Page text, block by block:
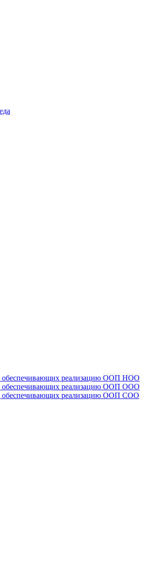
обеспечивающих реализацию ООП НОО
обеспечивающих реализацию ООП ООО
обеспечивающих реализацию ООП СОО